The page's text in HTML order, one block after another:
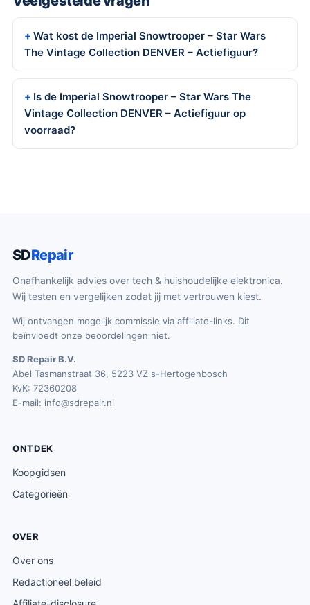
Wat kost de Imperial Snowtrooper – Star Wars
The Vintage Collection DENVER – Actiefiguur?
Is de Imperial Snowtrooper – Star Wars The
Vintage Collection DENVER – Actiefiguur op
voorraad?
SDRepair
Onafhankelijk advies over tech & huishoudelijke elektronica.
Wij testen en vergelijken zodat jij met vertrouwen kiest.
Wij ontvangen mogelijk commissie via affiliate-links. Dit
beïnvloedt onze beoordelingen niet.
SD Repair B.V.
Abel Tasmanstraat 36, 5223 VZ s-Hertogenbosch
KvK: 72360208
E-mail: info@sdrepair.nl
ONTDEK
Koopgidsen
Categorieën
OVER
Over ons
Redactioneel beleid